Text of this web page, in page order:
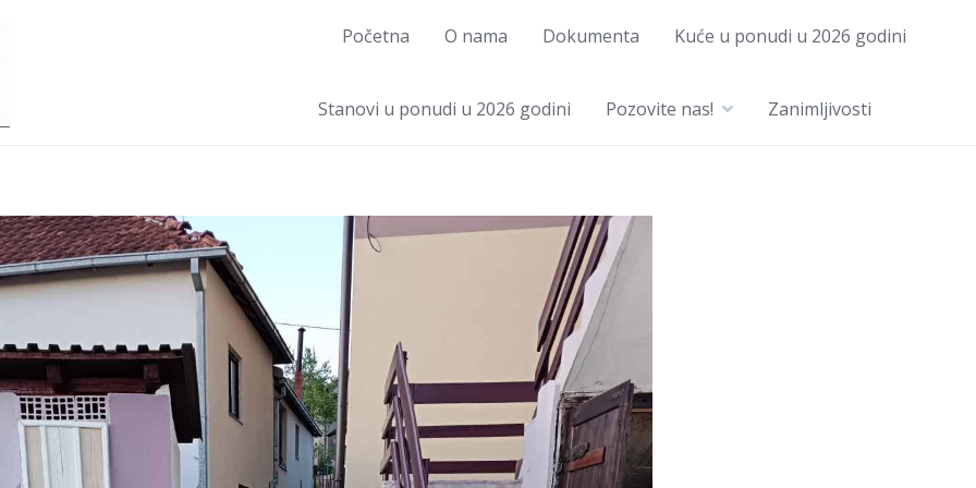
Početna O nama Dokumenta Kuće u ponudi u 2026 godini
Stanovi u ponudi u 2026 godini Pozovite nas! Zanimljivosti